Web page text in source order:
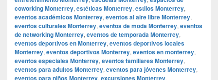
coworking Monterrey, estéticas Monterrey, estilos Monterrey,
eventos académicos Monterrey, eventos al aire libre Monterrey,
eventos culturales Monterrey, eventos de moda Monterrey, eventos
de networking Monterrey, eventos de temporada Monterrey,
eventos deportivos en Monterrey, eventos deportivos locales
Monterrey, eventos deportivos Monterrey, eventos en monterrey,
eventos especiales Monterrey, eventos familiares Monterrey,
eventos para adultos Monterrey, eventos para jóvenes Monterrey,
eventos para niños Monterrey, excursiones Monterrey,